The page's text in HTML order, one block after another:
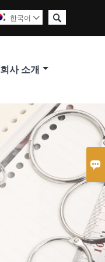


한국어 
회사 소개